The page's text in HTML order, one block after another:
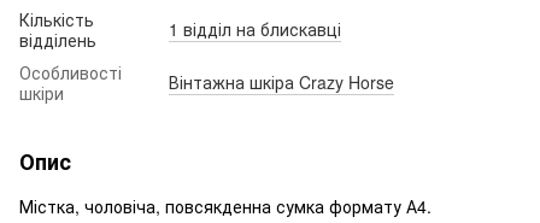
Кількість
відділень
1 відділ на блискавці
Особливості
шкіри
Вінтажна шкіра Crazy Horse
Опис
Містка, чоловіча, повсякденна сумка формату А4.